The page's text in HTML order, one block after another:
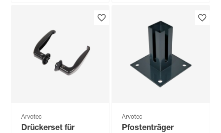
Arvotec
Drückerset für
Arvotec
Pfostenträger